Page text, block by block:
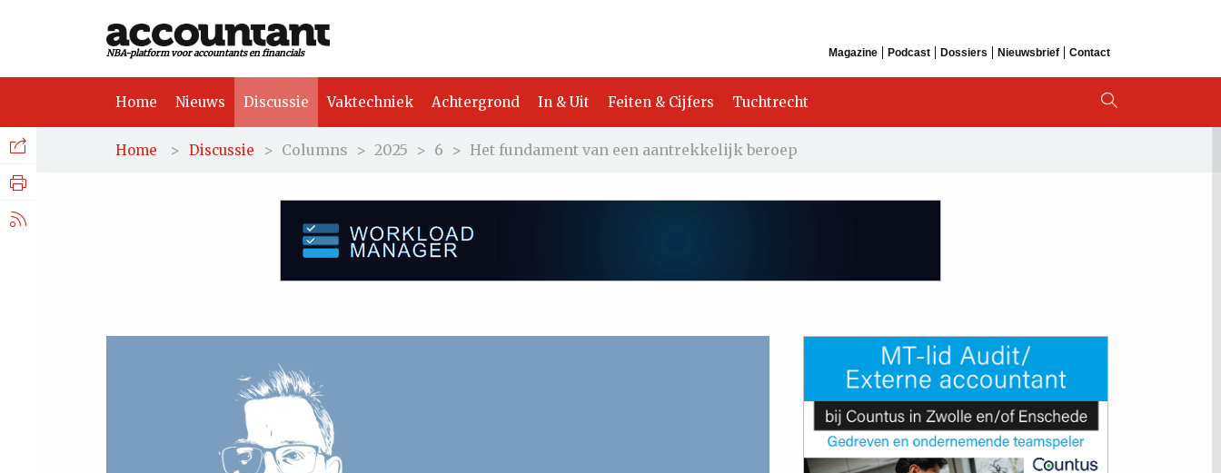
NBA-platform voor accountants en financials Magazine Podcast Dossiers Nieuwsbrief Contact
Home Nieuws Discussie Vaktechniek Achtergrond In & Uit Feiten & Cijfers Tuchtrecht
Home > Discussie > Columns > 2025 > 6 > Het fundament van een aantrekkelijk beroep
Facebook
Nieuws